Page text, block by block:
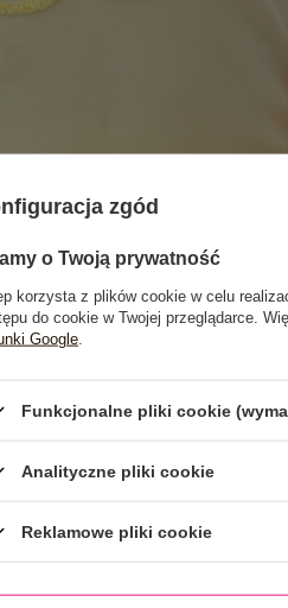
Zwroty i reklamacje
zgód
o Twoją prywatność
korzysta z plików cookie w celu
do cookie w Twojej przeglądarce.
Google
Funkcjonalne pliki cookie
Analityczne pliki cookie
Reklamowe pliki cookie